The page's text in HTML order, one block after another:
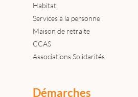
Habitat
Services à la personne
Maison de retraite
CCAS
Associations Solidarités
Démarches